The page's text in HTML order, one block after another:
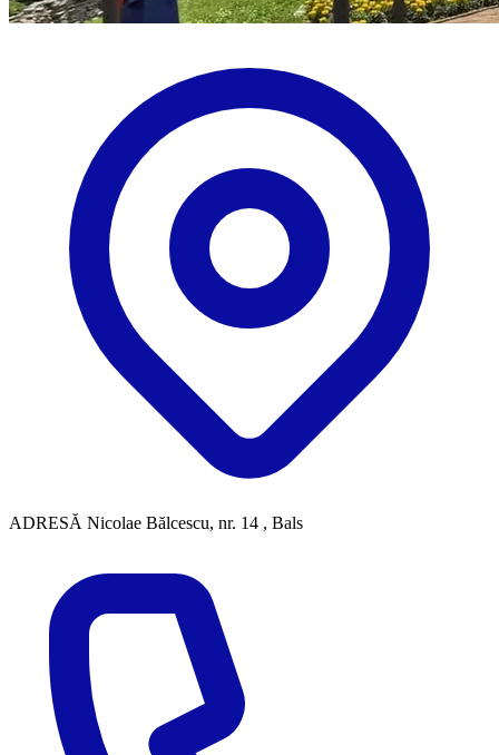
ADRESĂ Nicolae Bălcescu, nr. 14 , Bals